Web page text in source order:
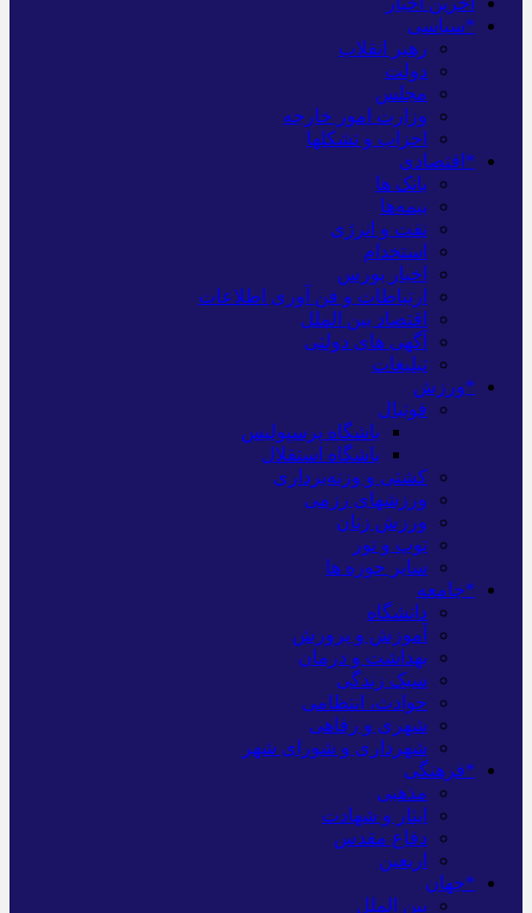
*سیاسی
رهبر انقلاب
دولت
مجلس
وزارت امور خارجه
احزاب و تشکلها
*اقتصادی
بانک ها
بیمه‌ها
نفت و انرژی
استخدام
اخبار بورس
ارتباطات و فن آوری اطلاعات
اقتصاد بین الملل
آگهی های دولتی
تبلیغات
*ورزش
فوتبال
باشگاه پرسپولیس
باشگاه استقلال
کشتی و وزنه‌برداری
ورزشهای رزمی
ورزش زنان
توپ و تور
سایر حوزه ها
*جامعه
دانشگاه
آموزش و پرورش
بهداشت و درمان
سبک زندگی
حوادث، انتظامی
شهری و رفاهی
شهرداری و شورای شهر
*فرهنگی
مذهبی
ایثار و شهادت
دفاع مقدس
اربعین
*جهان
بین الملل